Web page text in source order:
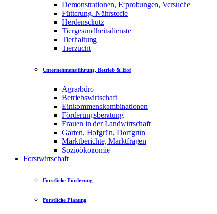
Demonstrationen, Erprobungen, Versuche
Fütterung, Nährstoffe
Herdenschutz
Tiergesundheitsdienste
Tierhaltung
Tierzucht
Unternehmensführung, Betrieb & Hof
Agrarbüro
Betriebswirtschaft
Einkommenskombinationen
Förderungsberatung
Frauen in der Landwirtschaft
Garten, Hofgrün, Dorfgrün
Marktberichte, Marktfragen
Sozioökonomie
Forstwirtschaft
Forstliche Förderung
Forstliche Planung